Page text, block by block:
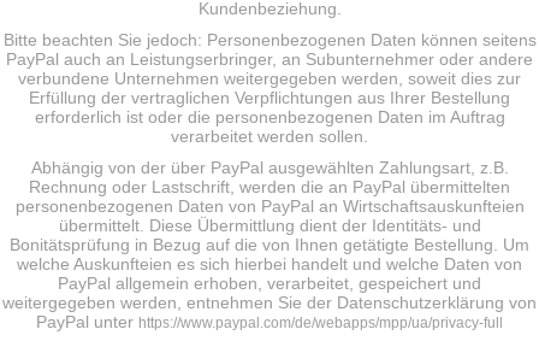
Kundenbeziehung.
Bitte beachten Sie jedoch: Personenbezogenen Daten können seitens
PayPal auch an Leistungserbringer, an Subunternehmer oder andere
verbundene Unternehmen weitergegeben werden, soweit dies zur
Erfüllung der vertraglichen Verpflichtungen aus Ihrer Bestellung
erforderlich ist oder die personenbezogenen Daten im Auftrag
verarbeitet werden sollen.
Abhängig von der über PayPal ausgewählten Zahlungsart, z.B.
Rechnung oder Lastschrift, werden die an PayPal übermittelten
personenbezogenen Daten von PayPal an Wirtschaftsauskunfteien
übermittelt. Diese Übermittlung dient der Identitäts- und
Bonitätsprüfung in Bezug auf die von Ihnen getätigte Bestellung. Um
welche Auskunfteien es sich hierbei handelt und welche Daten von
PayPal allgemein erhoben, verarbeitet, gespeichert und
weitergegeben werden, entnehmen Sie der Datenschutzerklärung von
PayPal unter https://www.paypal.com/de/webapps/mpp/ua/privacy-full